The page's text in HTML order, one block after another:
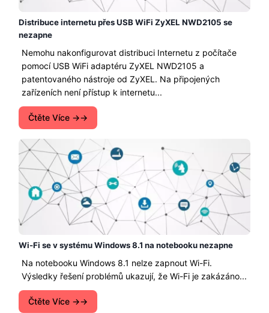
Distribuce internetu přes USB WiFi ZyXEL NWD2105 se
nezapne
Nemohu nakonfigurovat distribuci Internetu z počítače
pomocí USB WiFi adaptéru ZyXEL NWD2105 a
patentovaného nástroje od ZyXEL. Na připojených
zařízeních není přístup k internetu...
Čtěte Více →
Wi-Fi se v systému Windows 8.1 na notebooku nezapne
Na notebooku Windows 8.1 nelze zapnout Wi-Fi.
Výsledky řešení problémů ukazují, že Wi-Fi je zakázáno...
Čtěte Více →